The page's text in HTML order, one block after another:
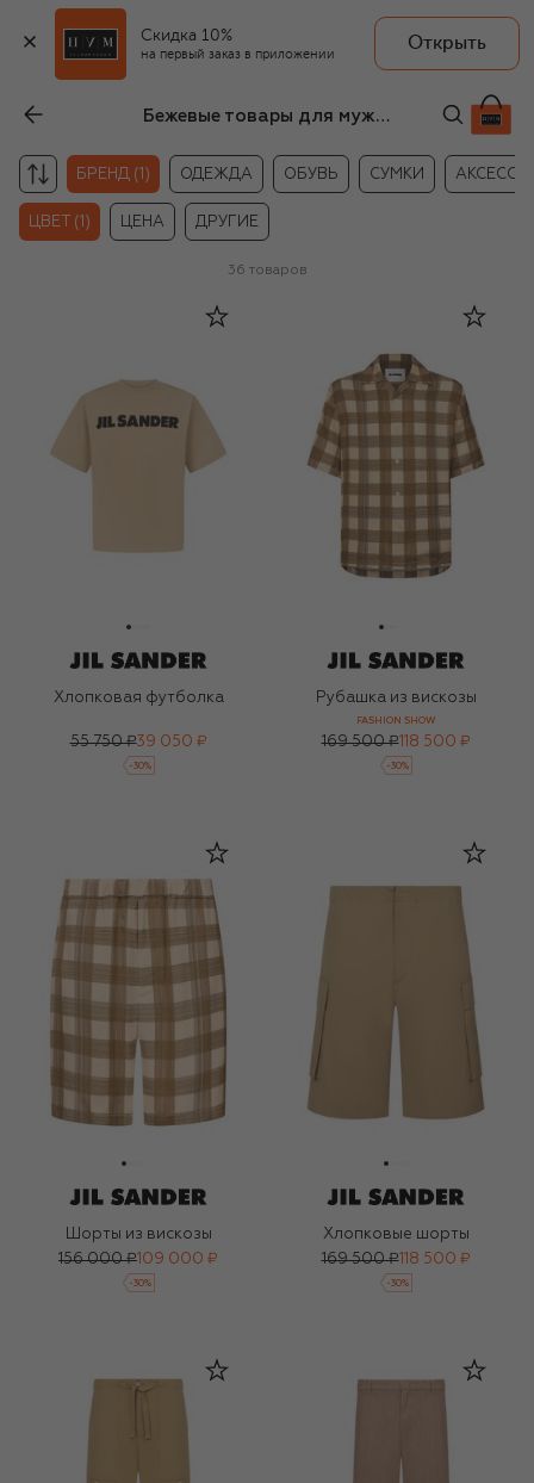
Скидка 10%
на первый заказ в приложении
Открыть
Бежевые товары для мужчин Jil Sander
БРЕНД (1) ОДЕЖДА ОБУВЬ СУМКИ
ЦВЕТ (1) ЦЕНА ДРУГИЕ
36 товаров
Хлопковая футболка
55 750 ₽39 050 ₽
-30%
Рубашка из вискозы
FASHION SHOW
169 500 ₽118 500 ₽
-30%
Шорты из вискозы
156 000 ₽ 109 000 ₽
-30%
Хлопковые шорты
169 500 ₽118 500 ₽
-30%